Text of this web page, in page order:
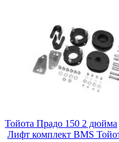
Тойота Прадо 150 2 дюйма
Лифт комплект BMS